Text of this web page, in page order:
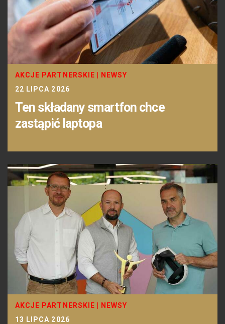
AKCJE PARTNERSKIE
NEWSY
22 LIPCA 2026
Ten składany smartfon chce
zastąpić laptopa
AKCJE PARTNERSKIE
NEWSY
13 LIPCA 2026